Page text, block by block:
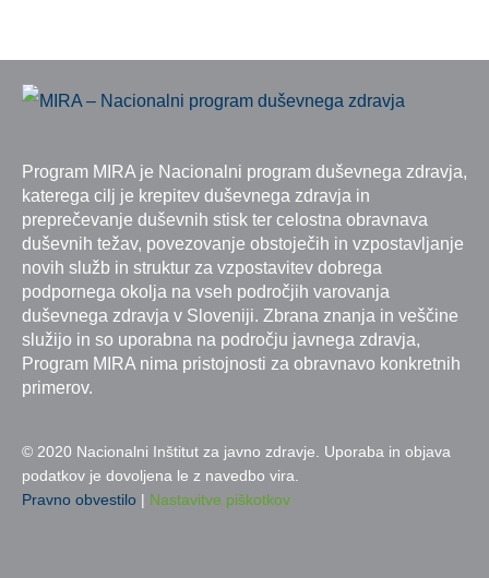
Program MIRA je Nacionalni program duševnega zdravja,
katerega cilj je krepitev duševnega zdravja in
preprečevanje duševnih stisk ter celostna obravnava
duševnih težav, povezovanje obstoječih in vzpostavljanje
novih služb in struktur za vzpostavitev dobrega
podpornega okolja na vseh področjih varovanja
duševnega zdravja v Sloveniji. Zbrana znanja in veščine
služijo in so uporabna na področju javnega zdravja,
Program MIRA nima pristojnosti za obravnavo konkretnih
primerov.
© 2020 Nacionalni Inštitut za javno zdravje. Uporaba in objava
podatkov je dovoljena le z navedbo vira.
Pravno obvestilo | Nastavitve piškotkov